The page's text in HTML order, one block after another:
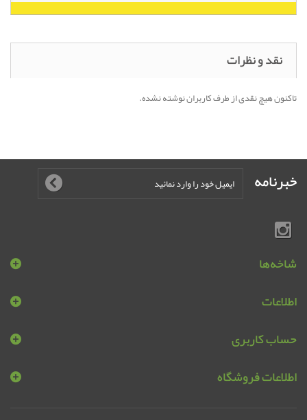
نقد و نظرات
تاکنون هیچ نقدی از طرف کاربران نوشته نشده.
خبرنامه
شاخه‌ها
اطلاعات
حساب کاربری
اطلاعات فروشگاه